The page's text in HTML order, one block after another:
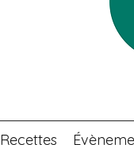
Recettes